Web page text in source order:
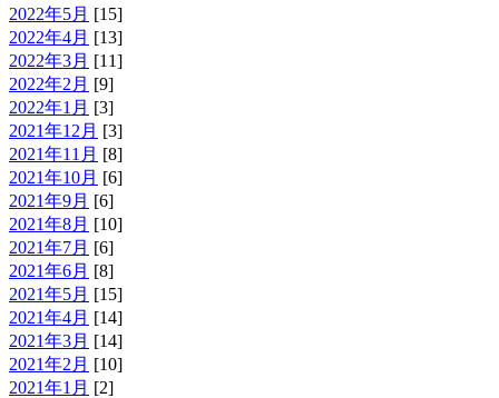
2022年5月 [15]
2022年4月 [13]
2022年3月 [11]
2022年2月 [9]
2022年1月 [3]
2021年12月 [3]
2021年11月 [8]
2021年10月 [6]
2021年9月 [6]
2021年8月 [10]
2021年7月 [6]
2021年6月 [8]
2021年5月 [15]
2021年4月 [14]
2021年3月 [14]
2021年2月 [10]
2021年1月 [2]